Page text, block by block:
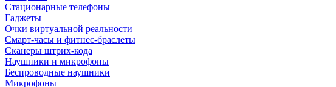
Стационарные телефоны
Гаджеты
Очки виртуальной реальности
Смарт-часы и фитнес-браслеты
Сканеры штрих-кода
Наушники и микрофоны
Беспроводные наушники
Микрофоны